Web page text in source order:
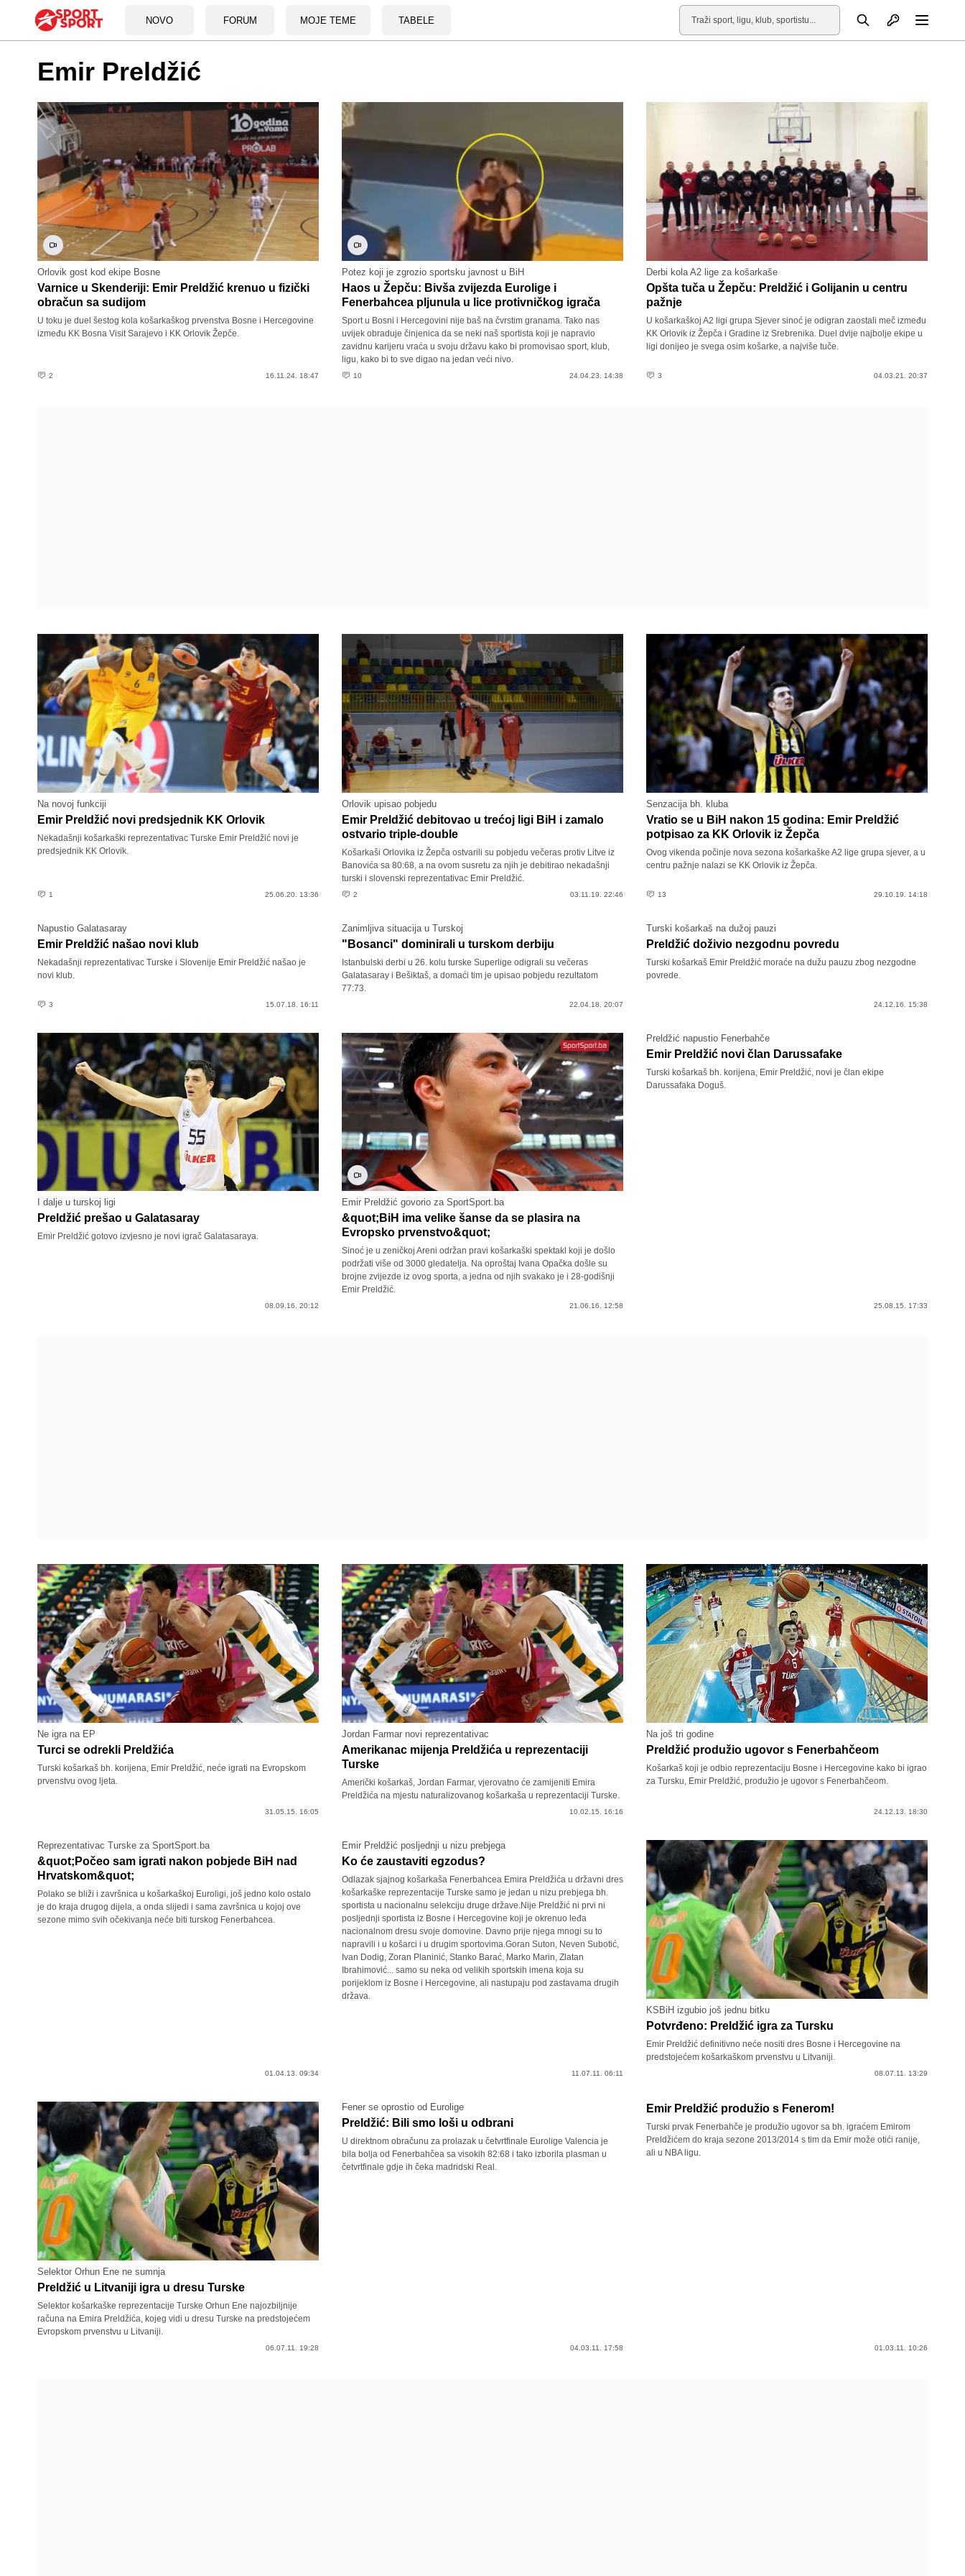
NOVO FORUM MOJE TEME TABELE
Pretraga Otvori profil
Emir Preldžić
Orlovik gost kod ekipe Bosne
Varnice u Skenderiji: Emir Preldžić krenuo u fizički
obračun sa sudijom
U toku je duel šestog kola košarkaškog prvenstva Bosne i Hercegovine
između KK Bosna Visit Sarajevo i KK Orlovik Žepče.
2 16.11.24. 18:47
Potez koji je zgrozio sportsku javnost u BiH
Haos u Žepču: Bivša zvijezda Eurolige i
Fenerbahcea pljunula u lice protivničkog igrača
Sport u Bosni i Hercegovini nije baš na čvrstim granama. Tako nas
uvijek obraduje činjenica da se neki naš sportista koji je napravio
zavidnu karijeru vraća u svoju državu kako bi promovisao sport, klub,
ligu, kako bi to sve digao na jedan veći nivo.
10 24.04.23. 14:38
Derbi kola A2 lige za košarkaše
Opšta tuča u Žepču: Preldžić i Golijanin u centru
pažnje
U košarkaškoj A2 ligi grupa Sjever sinoć je odigran zaostali meč između
KK Orlovik iz Žepča i Gradine iz Srebrenika. Duel dvije najbolje ekipe u
ligi donijeo je svega osim košarke, a najviše tuče.
3 04.03.21. 20:37
Na novoj funkciji
Emir Preldžić novi predsjednik KK Orlovik
Nekadašnji košarkaški reprezentativac Turske Emir Preldžić novi je
predsjednik KK Orlovik.
1 25.06.20. 13:36
Orlovik upisao pobjedu
Emir Preldžić debitovao u trećoj ligi BiH i zamalo
ostvario triple-double
Košarkaši Orlovika iz Žepča ostvarili su pobjedu večeras protiv Litve iz
Banovića sa 80:68, a na ovom susretu za njih je debitirao nekadašnji
turski i slovenski reprezentativac Emir Preldžić.
2 03.11.19. 22:46
Senzacija bh. kluba
Vratio se u BiH nakon 15 godina: Emir Preldžić
potpisao za KK Orlovik iz Žepča
Ovog vikenda počinje nova sezona košarkaške A2 lige grupa sjever, a u
centru pažnje nalazi se KK Orlovik iz Žepča.
13 29.10.19. 14:18
Napustio Galatasaray
Emir Preldžić našao novi klub
Nekadašnji reprezentativac Turske i Slovenije Emir Preldžić našao je
novi klub.
3 15.07.18. 16:11
Zanimljiva situacija u Turskoj
"Bosanci" dominirali u turskom derbiju
Istanbulski derbi u 26. kolu turske Superlige odigrali su večeras
Galatasaray i Bešiktaš, a domaći tim je upisao pobjedu rezultatom
77:73.
22.04.18. 20:07
Turski košarkaš na dužoj pauzi
Preldžić doživio nezgodnu povredu
Turski košarkaš Emir Preldžić moraće na dužu pauzu zbog nezgodne
povrede.
24.12.16. 15:38
I dalje u turskoj ligi
Preldžić prešao u Galatasaray
Emir Preldžić gotovo izvjesno je novi igrač Galatasaraya.
08.09.16. 20:12
Emir Preldžić govorio za SportSport.ba
&quot;BiH ima velike šanse da se plasira na
Evropsko prvenstvo&quot;
Sinoć je u zeničkoj Areni održan pravi košarkaški spektakl koji je došlo
podržati više od 3000 gledatelja. Na oproštaj Ivana Opačka došle su
brojne zvijezde iz ovog sporta, a jedna od njih svakako je i 28-godišnji
Emir Preldžić.
21.06.16. 12:58
Preldžić napustio Fenerbahče
Emir Preldžić novi član Darussafake
Turski košarkaš bh. korijena, Emir Preldžić, novi je član ekipe
Darussafaka Doguš.
25.08.15. 17:33
Ne igra na EP
Turci se odrekli Preldžića
Turski košarkaš bh. korijena, Emir Preldžić, neće igrati na Evropskom
prvenstvu ovog ljeta.
31.05.15. 16:05
Jordan Farmar novi reprezentativac
Amerikanac mijenja Preldžića u reprezentaciji
Turske
Američki košarkaš, Jordan Farmar, vjerovatno će zamijeniti Emira
Preldžića na mjestu naturalizovanog košarkaša u reprezentaciji Turske.
10.02.15. 16:16
Na još tri godine
Preldžić produžio ugovor s Fenerbahčeom
Košarkaš koji je odbio reprezentaciju Bosne i Hercegovine kako bi igrao
za Tursku, Emir Preldžić, produžio je ugovor s Fenerbahčeom.
24.12.13. 18:30
Reprezentativac Turske za SportSport.ba
&quot;Počeo sam igrati nakon pobjede BiH nad
Hrvatskom&quot;
Polako se bliži i završnica u košarkaškoj Euroligi, još jedno kolo ostalo
je do kraja drugog dijela, a onda slijedi i sama završnica u kojoj ove
sezone mimo svih očekivanja neće biti turskog Fenerbahcea.
01.04.13. 09:34
Emir Preldžić posljednji u nizu prebjega
Ko će zaustaviti egzodus?
Odlazak sjajnog košarkaša Fenerbahcea Emira Preldžića u državni dres
košarkaške reprezentacije Turske samo je jedan u nizu prebjega bh.
sportista u nacionalnu selekciju druge države.Nije Preldžić ni prvi ni
posljednji sportista iz Bosne i Hercegovine koji je okrenuo leđa
nacionalnom dresu svoje domovine. Davno prije njega mnogi su to
napravili i u košarci i u drugim sportovima.Goran Suton, Neven Subotić,
Ivan Dodig, Zoran Planinić, Stanko Barać, Marko Marin, Zlatan
Ibrahimović... samo su neka od velikih sportskih imena koja su
porijeklom iz Bosne i Hercegovine, ali nastupaju pod zastavama drugih
država.
11.07.11. 06:11
KSBiH izgubio još jednu bitku
Potvrđeno: Preldžić igra za Tursku
Emir Preldžić definitivno neće nositi dres Bosne i Hercegovine na
predstojećem košarkaškom prvenstvu u Litvaniji.
08.07.11. 13:29
Selektor Orhun Ene ne sumnja
Preldžić u Litvaniji igra u dresu Turske
Selektor košarkaške reprezentacije Turske Orhun Ene najozbiljnije
računa na Emira Preldžića, kojeg vidi u dresu Turske na predstojećem
Evropskom prvenstvu u Litvaniji.
06.07.11. 19:28
Fener se oprostio od Eurolige
Preldžić: Bili smo loši u odbrani
U direktnom obračunu za prolazak u četvrtfinale Eurolige Valencia je
bila bolja od Fenerbahčea sa visokih 82:68 i tako izborila plasman u
četvrtfinale gdje ih čeka madridski Real.
04.03.11. 17:58
Emir Preldžić produžio s Fenerom!
Turski prvak Fenerbahče je produžio ugovor sa bh. igraćem Emirom
Preldžićem do kraja sezone 2013/2014 s tim da Emir može otići ranije,
ali u NBA ligu.
01.03.11. 10:26